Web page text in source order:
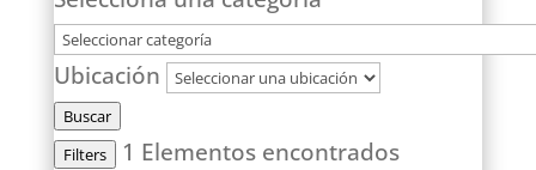
Ubicación
Buscar
Filters
1 Elementos encontrados